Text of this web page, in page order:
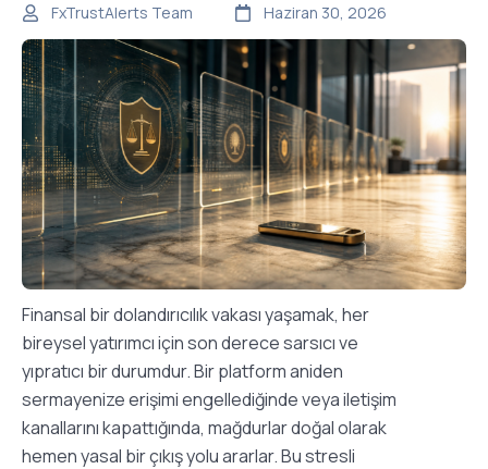
FxTrustAlerts Team Haziran 30, 2026
Finansal bir dolandırıcılık vakası yaşamak, her
bireysel yatırımcı için son derece sarsıcı ve
yıpratıcı bir durumdur. Bir platform aniden
sermayenize erişimi engellediğinde veya iletişim
kanallarını kapattığında, mağdurlar doğal olarak
hemen yasal bir çıkış yolu ararlar. Bu stresli